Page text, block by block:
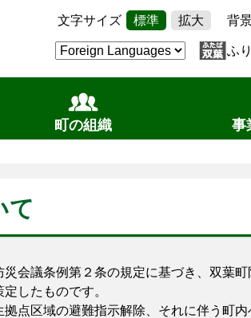
文字サイズ 標準 拡大 背
ふ
町の組織 事
て
会議条例第２条の規定に基づき、双葉
したものです。
点区域の避難指示解除、それに伴う町内